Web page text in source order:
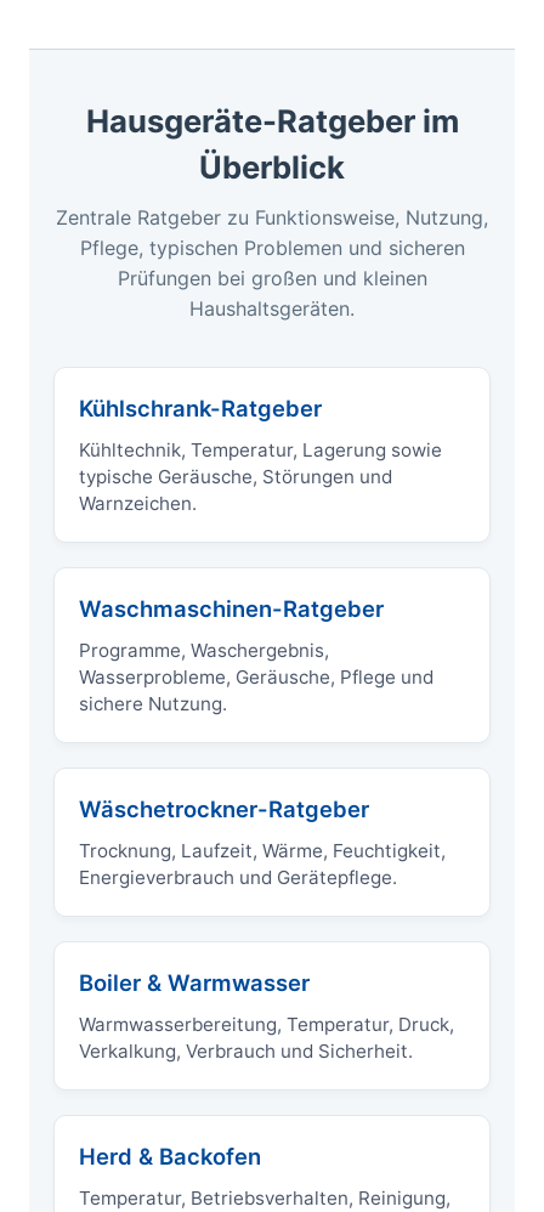
Hausgeräte-Ratgeber im
Überblick
Zentrale Ratgeber zu Funktionsweise, Nutzung,
Pflege, typischen Problemen und sicheren
Prüfungen bei großen und kleinen
Haushaltsgeräten.
Kühlschrank-Ratgeber
Kühltechnik, Temperatur, Lagerung sowie
typische Geräusche, Störungen und
Warnzeichen.
Waschmaschinen-Ratgeber
Programme, Waschergebnis,
Wasserprobleme, Geräusche, Pflege und
sichere Nutzung.
Wäschetrockner-Ratgeber
Trocknung, Laufzeit, Wärme, Feuchtigkeit,
Energieverbrauch und Gerätepflege.
Boiler & Warmwasser
Warmwasserbereitung, Temperatur, Druck,
Verkalkung, Verbrauch und Sicherheit.
Herd & Backofen
Temperatur, Betriebsverhalten, Reinigung,